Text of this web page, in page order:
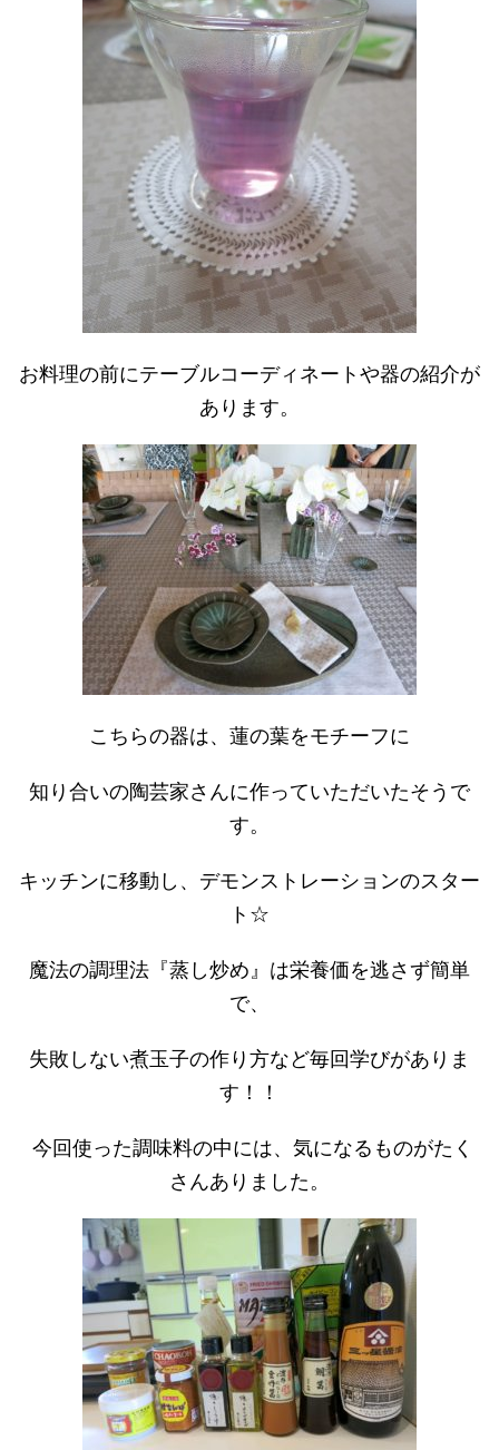
お料理の前にテーブルコーディネートや器の紹介が
あります。
こちらの器は、蓮の葉をモチーフに
知り合いの陶芸家さんに作っていただいたそうで
す。
キッチンに移動し、デモンストレーションのスター
ト☆
魔法の調理法『蒸し炒め』は栄養価を逃さず簡単
で、
失敗しない煮玉子の作り方など毎回学びがありま
す！！
今回使った調味料の中には、気になるものがたく
さんありました。